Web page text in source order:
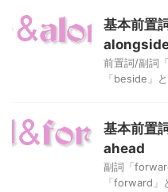
基本前置
前置詞/副詞
「beside」
基本前置
ahead
副詞「
「forward」